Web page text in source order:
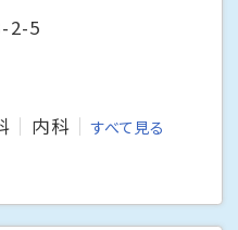
2-5
内科 すべて見る